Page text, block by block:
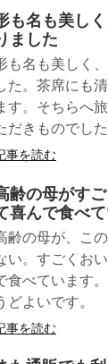
も名も美し
ました
も名も美しく
た。茶席にも
す。そちらへ
だきものでし
事を読む
齢の母がす
喜んで食べ
齢の母が、こ
い。すごくお
食べています
どよ
事を読む